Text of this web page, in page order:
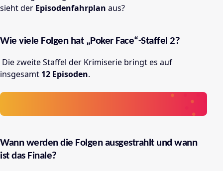
sieht der Episodenfahrplan aus?
Wie viele Folgen hat „Poker Face“-Staffel 2?
Die zweite Staffel der Krimiserie bringt es auf
insgesamt 12 Episoden.
Wann werden die Folgen ausgestrahlt und wann
ist das Finale?